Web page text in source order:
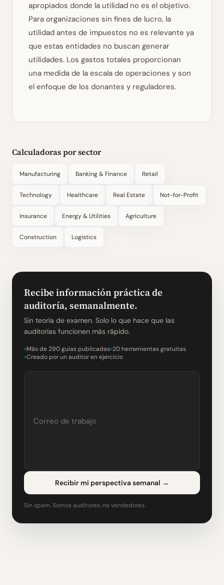
apropiados donde la utilidad no es el objetivo.
Para organizaciones sin fines de lucro, la
utilidad antes de impuestos no es relevante ya
que estas entidades no buscan generar
utilidades. Los gastos totales proporcionan
una medida de la escala de operaciones y son
el enfoque de los donantes y reguladores.
Calculadoras por sector
Manufacturing Banking & Finance Retail
Technology Healthcare Real Estate Not-for-Profit
Insurance Energy & Utilities Agriculture
Construction Logistics
Recibe información práctica de
auditoría, semanalmente.
Sin teoría de examen. Solo lo que hace que las
auditorías funcionen más rápido.
Más de 290 guías publicadas 20 herramientas gratuitas
Creado por un auditor en ejercicio
Recibir mi perspectiva semanal →
Sin spam. Somos auditores, no vendedores.